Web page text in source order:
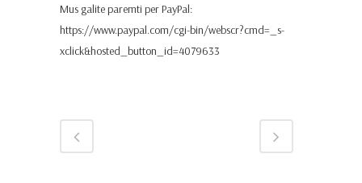
Mus galite paremti per PayPal:
https://www.paypal.com/cgi-bin/webscr?cmd=_s-
xclick&hosted_button_id=4079633